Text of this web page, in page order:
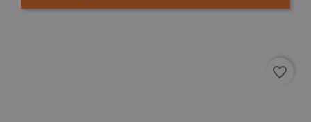
favorite_border